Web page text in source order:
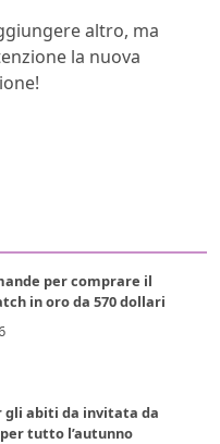
altro, ma
la nuova
per comprare il
in oro da 570 dollari
gli abiti da invitata da
tutto l’autunno